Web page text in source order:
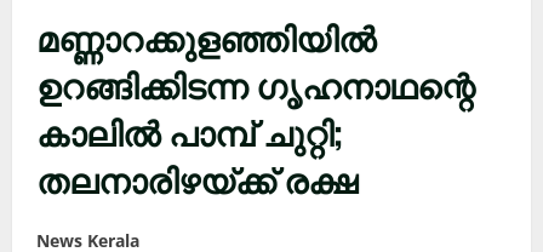
മണ്ണാറക്കുളഞ്ഞിയിൽ
ഉറങ്ങിക്കിടന്ന ഗൃഹനാഥന്റെ
കാലിൽ പാമ്പ് ചുറ്റി;
തലനാരിഴയ്ക്ക് രക്ഷ
News Kerala